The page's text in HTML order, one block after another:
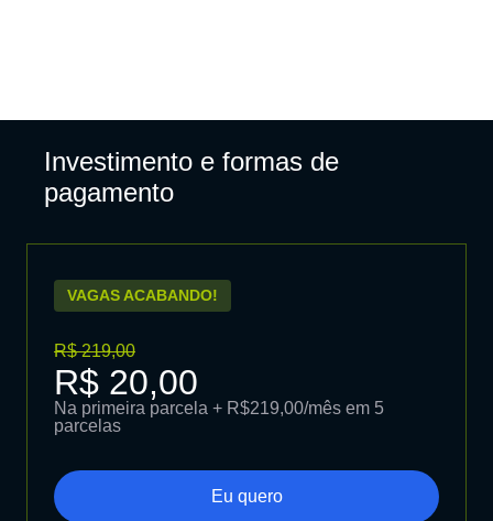
Investimento e formas de
pagamento
VAGAS ACABANDO!
R$ 219,00
R$ 20,00
Na primeira parcela + R$219,00/mês em 5
parcelas
Eu quero